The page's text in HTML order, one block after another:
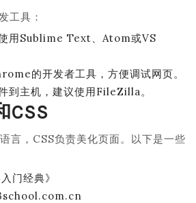
工具：
使用Sublime Text、Atom或VS
的开发者工具，方便调试网页。
到主机，建议使用FileZilla。
CSS
言，CSS负责美化页面。以下是一些
门经典》